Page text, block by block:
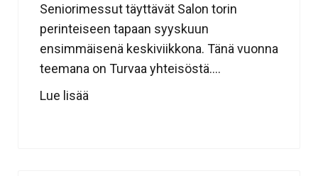
Seniorimessut täyttävät Salon torin
perinteiseen tapaan syyskuun
ensimmäisenä keskiviikkona. Tänä vuonna
teemana on Turvaa yhteisöstä....
Lue lisää